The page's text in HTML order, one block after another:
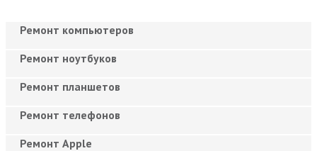
Ремонт компьютеров
Ремонт ноутбуков
Ремонт планшетов
Ремонт телефонов
Ремонт Apple